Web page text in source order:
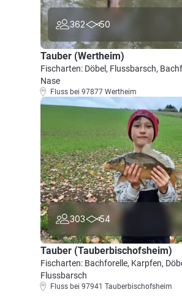
362 50
Tauber (Wertheim)
Fischarten: Döbel, Flussbarsch,
Nase
Fluss bei 97877 Wertheim
303 54
Tauber (Tauberbischofsheim)
Fischarten: Bachforelle, Karpfen,
Flussbarsch
Fluss bei 97941 Tauberbischofsheim